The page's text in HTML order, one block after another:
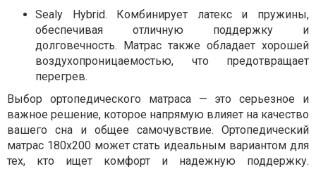
Sealy Hybrid. Комбинирует латекс и пружины,
обеспечивая отличную поддержку и
долговечность. Матрас также обладает хорошей
воздухопроницаемостью, что предотвращает
перегрев.
Выбор ортопедического матраса — это серьезное и
важное решение, которое напрямую влияет на качество
вашего сна и общее самочувствие. Ортопедический
матрас 180х200 может стать идеальным вариантом для
тех, кто ищет комфорт и надежную поддержку.